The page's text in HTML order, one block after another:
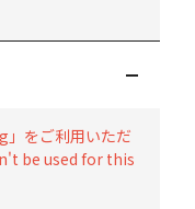
をご利用いただ
be used for this